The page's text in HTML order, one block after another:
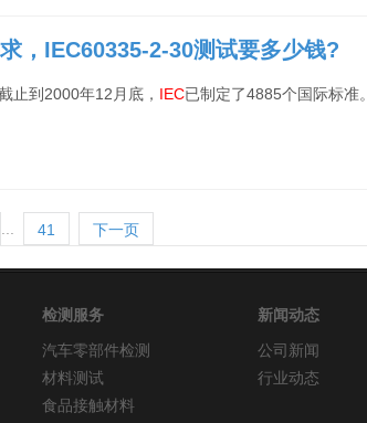
，IEC60335-2-30测试要多少钱?
止到2000年12月底， IEC已制定了4885个国际标准。
41 下一页
检测服务
汽车零部件检测
材料测试
食品接触材料
新闻动态
公司新闻
行业动态